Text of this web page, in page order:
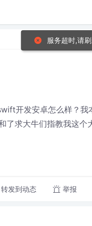
开发安卓怎么样？我
了求大牛们指教我这个
转发到动态 举报
服务超时,请